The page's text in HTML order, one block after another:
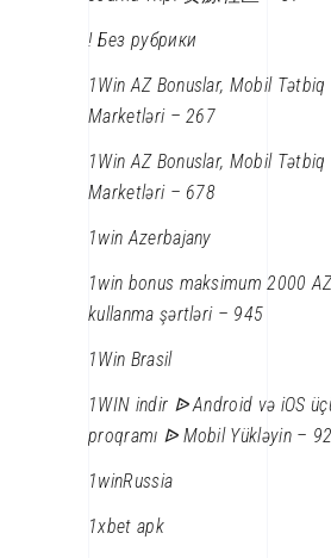
! Без рубрики
1Win AZ Bonuslar, Mobil
Marketləri – 267
1Win AZ Bonuslar, Mobil
Marketləri – 678
1win Azerbajany
1win bonus maksimum 2000
kullanma şərtləri – 945
1Win Brasil
1WIN indir ᐉ Android və iOS
proqramı ᐉ Mobil Yükləyin –
1winRussia
1xbet apk